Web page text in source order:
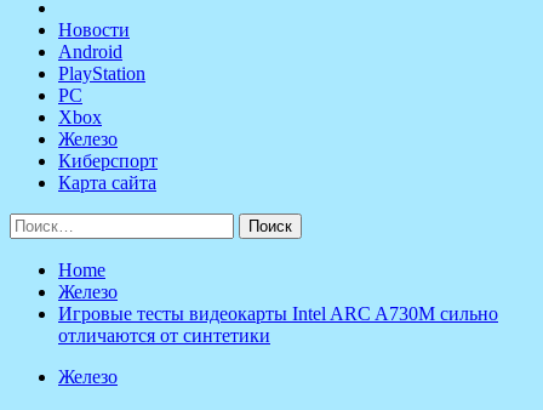
Новости
Android
PlayStation
PC
Xbox
Железо
Киберспорт
Карта сайта
Найти:
Home
Железо
Игровые тесты видеокарты Intel ARC A730M сильно
отличаются от синтетики
Железо